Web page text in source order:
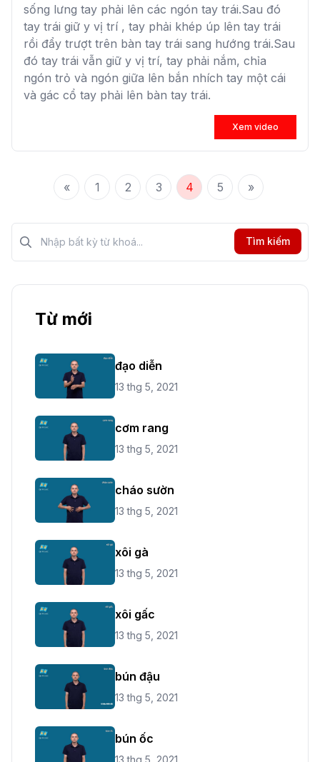
sống lưng tay phải lên các ngón tay trái.Sau đó
tay trái giữ y vị trí , tay phải khép úp lên tay trái
rồi đẩy trượt trên bàn tay trái sang hướng trái.Sau
đó tay trái vẫn giữ y vị trí, tay phải nắm, chỉa
ngón trỏ và ngón giữa lên bắn nhích tay một cái
và gác cổ tay phải lên bàn tay trái.
Xem video
« 1 2 3 4 5 »
Tìm kiếm?>
Tìm kiếm
Từ mới
đạo diễn
13 thg 5, 2021
cơm rang
13 thg 5, 2021
cháo sườn
13 thg 5, 2021
xôi gà
13 thg 5, 2021
xôi gấc
13 thg 5, 2021
bún đậu
13 thg 5, 2021
bún ốc
13 thg 5, 2021